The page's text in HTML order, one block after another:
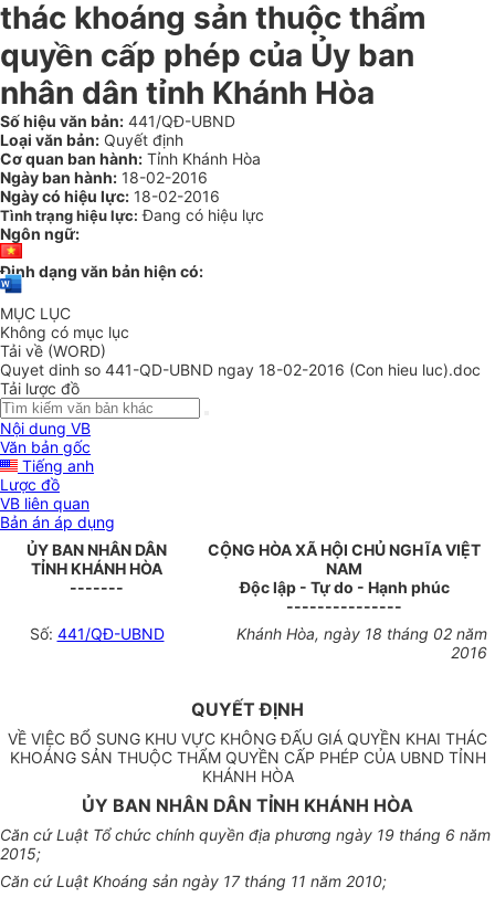
thác khoáng sản thuộc thẩm
quyền cấp phép của Ủy ban
nhân dân tỉnh Khánh Hòa
Số hiệu văn bản: 441/QĐ-UBND
Loại văn bản: Quyết định
Cơ quan ban hành: Tỉnh Khánh Hòa
Ngày ban hành: 18-02-2016
Ngày có hiệu lực: 18-02-2016
Tình trạng hiệu lực: Đang có hiệu lực
Ngôn ngữ:
Định dạng văn bản hiện có:
MỤC LỤC
Không có mục lục
Tải về (WORD)
Quyet dinh so 441-QD-UBND ngay 18-02-2016 (Con hieu luc).doc
Tải lược đồ
Nội dung VB
Văn bản gốc
Tiếng anh
Lược đồ
VB liên quan
Bản án áp dụng
ỦY BAN NHÂN DÂN
TỈNH KHÁNH HÒA
-------
CỘNG HÒA XÃ HỘI CHỦ NGHĨA VIỆT
NAM
Độc lập - Tự do - Hạnh phúc
---------------
Số: 441/QĐ-UBND Khánh Hòa, ngày 18 tháng 02năm
2016
QUYẾT ĐỊNH
VỀ VIỆC BỔ SUNG KHU VỰC KHÔNG ĐẤU GIÁ QUYỀN KHAI THÁC
KHOÁNG SẢN THUỘC THẨM QUYỀN CẤP PHÉP CỦA UBND TỈNH
KHÁNH HÒA
ỦY BAN NHÂN DÂN TỈNH KHÁNH HÒA
Căn cứ Luật Tổ chức chính quyền địa phương ngày 19 tháng 6 năm
2015;
Căn cứ Luật Khoáng sản ngày 17 tháng 11 năm 2010;